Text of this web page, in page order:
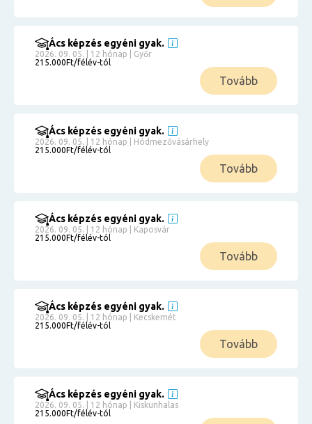
Ács képzés egyéni gyak.
2026. 09. 05. | 12 hónap | Győr
215.000Ft/félév-tól
Tovább
Ács képzés egyéni gyak.
2026. 09. 05. | 12 hónap | Hódmezővásárhely
215.000Ft/félév-tól
Tovább
Ács képzés egyéni gyak.
2026. 09. 05. | 12 hónap | Kaposvár
215.000Ft/félév-tól
Tovább
Ács képzés egyéni gyak.
2026. 09. 05. | 12 hónap | Kecskemét
215.000Ft/félév-tól
Tovább
Ács képzés egyéni gyak.
2026. 09. 05. | 12 hónap | Kiskunhalas
215.000Ft/félév-tól